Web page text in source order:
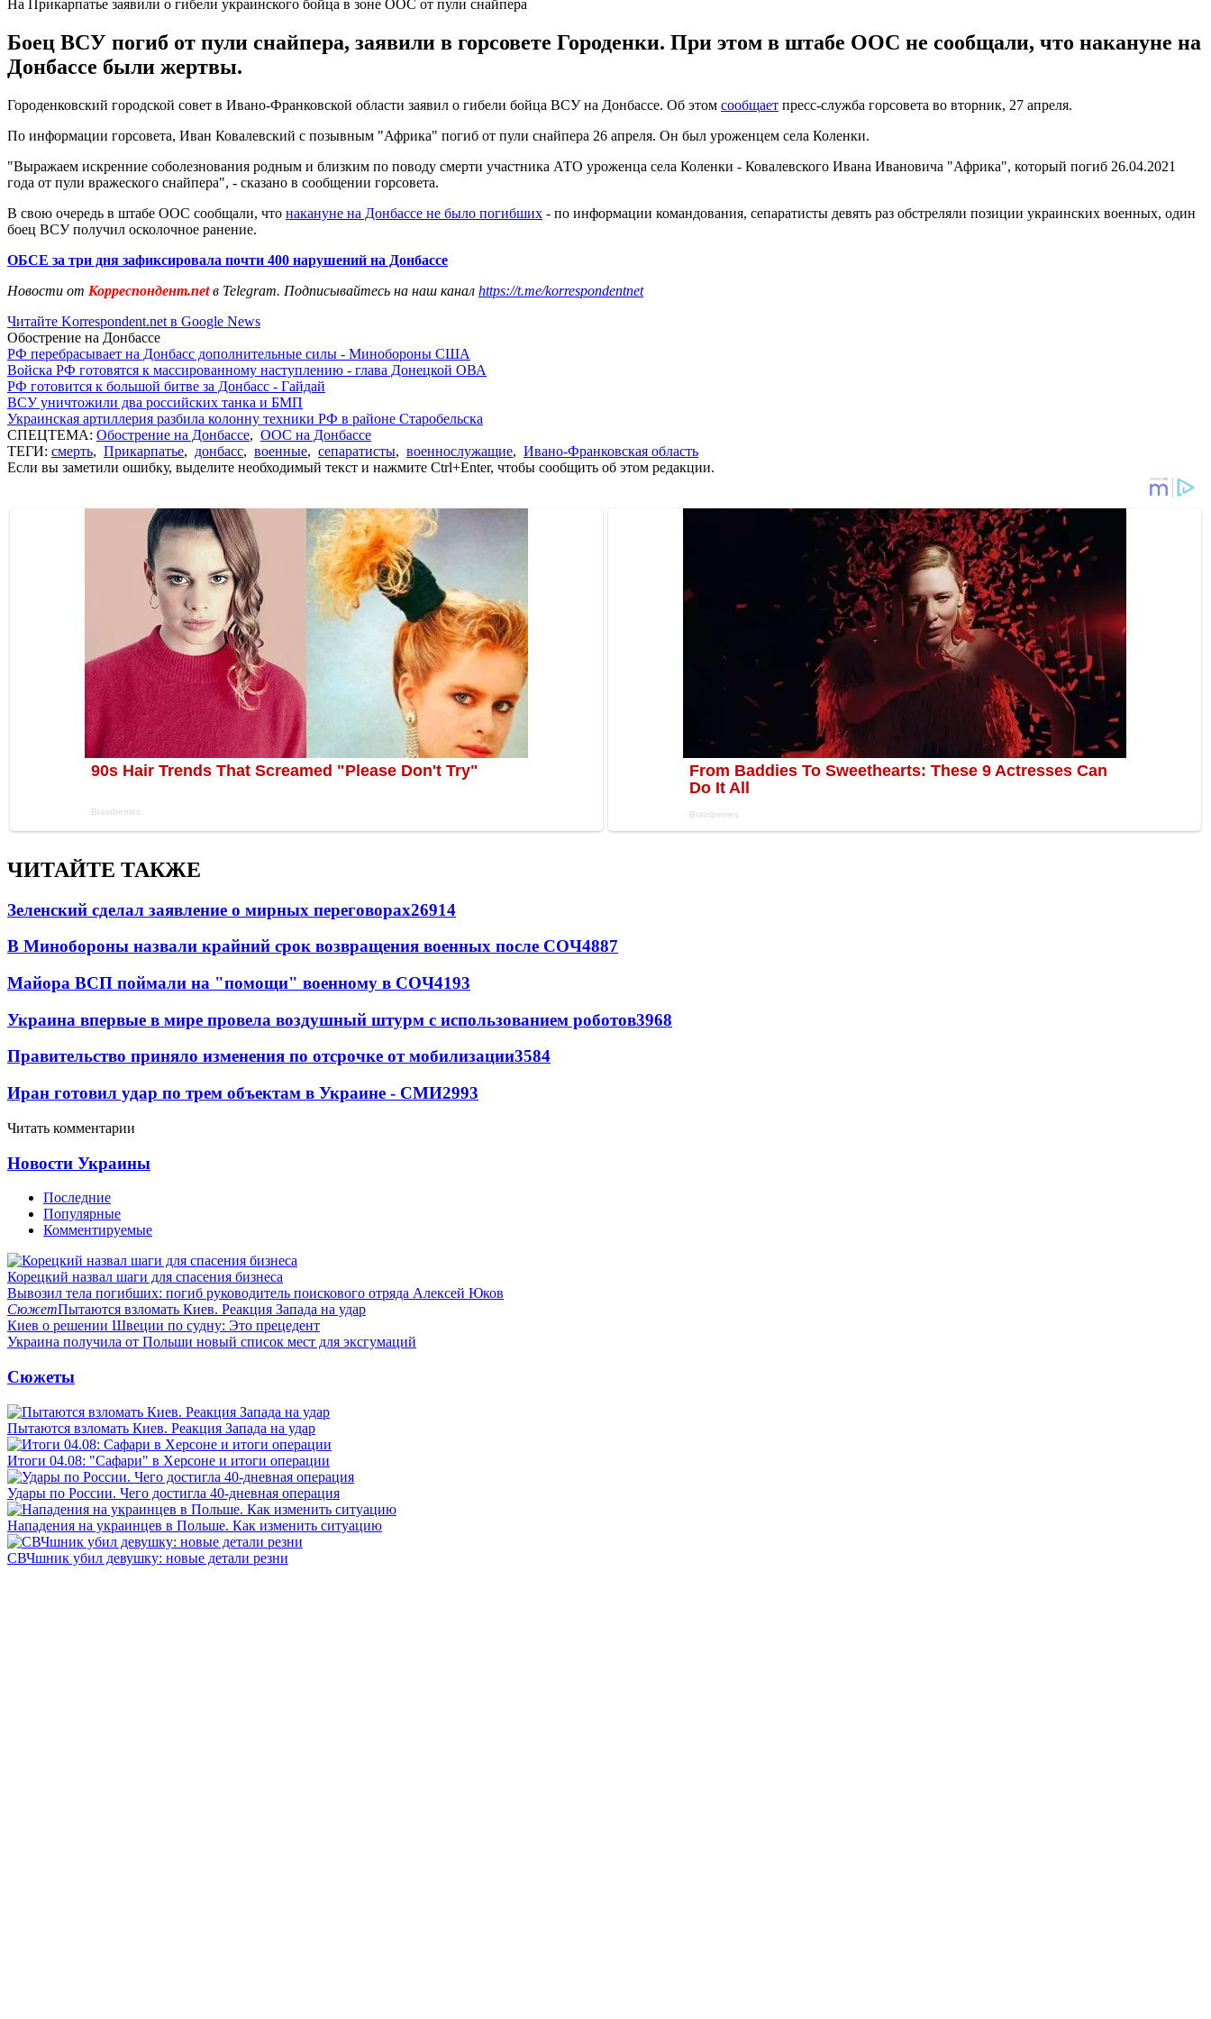
На Прикарпатье заявили о гибели украинского бойца в зоне ООС от пули снайпера
Боец ВСУ погиб от пули снайпера, заявили в горсовете Городенки. При этом в штабе ООС не сообщали, что накануне на
Донбассе были жертвы.
Городенковский городской совет в Ивано-Франковской области заявил о гибели бойца ВСУ на Донбассе. Об этом сообщает пресс-служба горсовета во вторник, 27 апреля.
По информации горсовета, Иван Ковалевский с позывным "Африка" погиб от пули снайпера 26 апреля. Он был уроженцем села Коленки.
"Выражаем искренние соболезнования родным и близким по поводу смерти участника АТО уроженца села Коленки - Ковалевского Ивана Ивановича "Африка", который погиб 26.04.2021
года от пули вражеского снайпера", - сказано в сообщении горсовета.
В свою очередь в штабе ООС сообщали, что накануне на Донбассе не было погибших - по информации командования, сепаратисты девять раз обстреляли позиции украинских военных, один
боец ВСУ получил осколочное ранение.
ОБСЕ за три дня зафиксировала почти 400 нарушений на Донбассе
Новости от Корреспондент.netв Telegram. Подписывайтесь на наш канал https://t.me/korrespondentnet
Читайте Korrespondent.net в Google News
Обострение на Донбассе
РФ перебрасывает на Донбасс дополнительные силы - Минобороны США
Войска РФ готовятся к массированному наступлению - глава Донецкой ОВА
РФ готовится к большой битве за Донбасс - Гайдай
ВСУ уничтожили два российских танка и БМП
Украинская артиллерия разбила колонну техники РФ в районе Старобельска
СПЕЦТЕМА: Обострение на Донбассе, ООС на Донбассе
ТЕГИ: смерть, Прикарпатье, донбасс, военные, сепаратисты, военнослужащие, Ивано-Франковская область
Если вы заметили ошибку, выделите необходимый текст и нажмите Ctrl+Enter, чтобы сообщить об этом редакции.
ЧИТАЙТЕ ТАКЖЕ
Зеленский сделал заявление о мирных переговорах26914
В Минобороны назвали крайний срок возвращения военных после СОЧ4887
Майора ВСП поймали на "помощи" военному в СОЧ4193
Украина впервые в мире провела воздушный штурм с использованием роботов3968
Правительство приняло изменения по отсрочке от мобилизации3584
Иран готовил удар по трем объектам в Украине - СМИ2993
Читать комментарии
Новости Украины
Последние
Популярные
Комментируемые
Корецкий назвал шаги для спасения бизнеса
Вывозил тела погибших: погиб руководитель поискового отряда Алексей Юков
СюжетПытаются взломать Киев. Реакция Запада на удар
Киев о решении Швеции по судну: Это прецедент
Украина получила от Польши новый список мест для эксгумаций
Сюжеты
Пытаются взломать Киев. Реакция Запада на удар
Итоги 04.08: "Сафари" в Херсоне и итоги операции
Удары по России. Чего достигла 40-дневная операция
Нападения на украинцев в Польше. Как изменить ситуацию
СВЧшник убил девушку: новые детали резни